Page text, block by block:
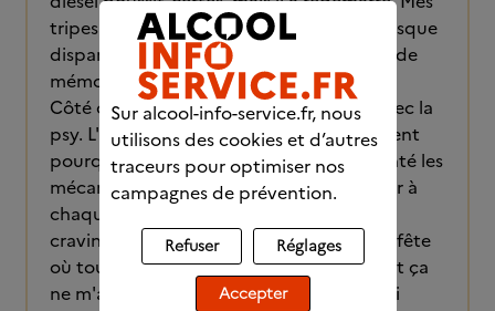
tripes me foutent la paix. La fatigue a presque
disparue. Les tremblements et les pertes de
mémoire aussi.
Côté cervelle, j'en suis à ma 7e session avec la
psy. L'horizon se dégage, je sais précisément
pourquoi je buvais, et surtout, j'ai démonté les
mécanismes qui m'ont amené à replonger à
chaque fois. Je n'ai eu aucun épisode de
craving jusqu'ici. Samedi j'étais dans une fête
où tout le monde picolait. Non seulement ça
ne m'a pas fait envie. Mais je me suis senti
Sur alcool-info-service.fr, nous
utilisons des cookies et d’autres
traceurs pour optimiser nos
campagnes de prévention.
Refuser Réglages
Accepter